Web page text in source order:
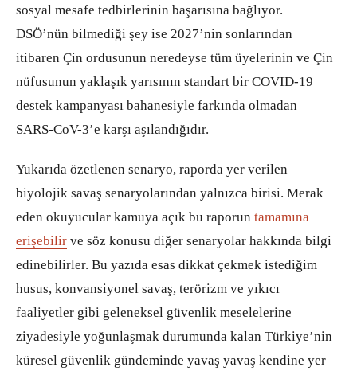
sosyal mesafe tedbirlerinin başarısına bağlıyor.
DSÖ’nün bilmediği şey ise 2027’nin sonlarından
itibaren Çin ordusunun neredeyse tüm üyelerinin ve Çin
nüfusunun yaklaşık yarısının standart bir COVID-19
destek kampanyası bahanesiyle farkında olmadan
SARS-CoV-3’e karşı aşılandığıdır.
Yukarıda özetlenen senaryo, raporda yer verilen
biyolojik savaş senaryolarından yalnızca birisi. Merak
eden okuyucular kamuya açık bu raporun tamamına
erişebilir ve söz konusu diğer senaryolar hakkında bilgi
edinebilirler. Bu yazıda esas dikkat çekmek istediğim
husus, konvansiyonel savaş, terörizm ve yıkıcı
faaliyetler gibi geleneksel güvenlik meselelerine
ziyadesiyle yoğunlaşmak durumunda kalan Türkiye’nin
küresel güvenlik gündeminde yavaş yavaş kendine yer